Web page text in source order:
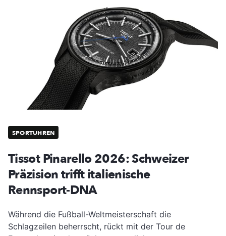
SPORTUHREN
Tissot Pinarello 2026: Schweizer
Präzision trifft italienische
Rennsport-DNA
Während die Fußball-Weltmeisterschaft die
Schlagzeilen beherrscht, rückt mit der Tour de